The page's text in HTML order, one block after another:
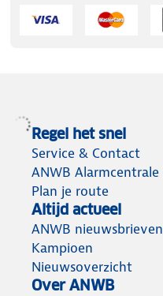
Regel het snel
Service & Contact
ANWB Alarmcentrale
Plan je route
Altijd actueel
ANWB nieuwsbrieven
Kampioen
Nieuwsoverzicht
Over ANWB